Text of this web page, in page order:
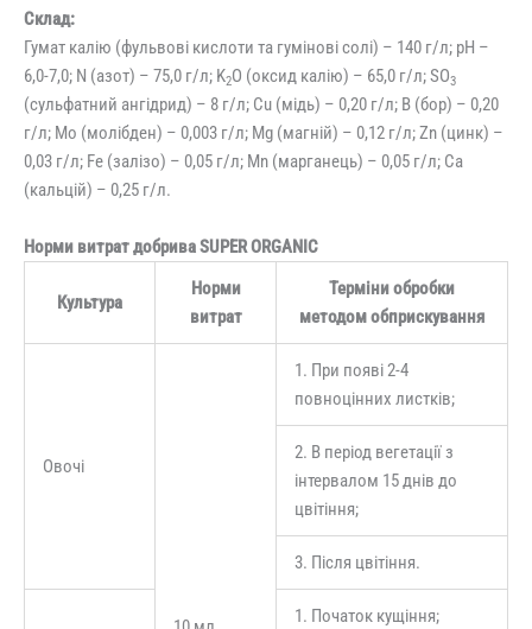
Склад:
Гумат калію (фульвові кислоти та гумінові солі) – 140 г/л; pH –
6,0-7,0; N (азот) – 75,0 г/л; K2O (оксид калію) – 65,0 г/л; SO3
(сульфатний ангідрид) – 8 г/л; Cu (мідь) – 0,20 г/л; B (бор) – 0,20
г/л; Mo (молібден) – 0,003 г/л; Mg (магній) – 0,12 г/л; Zn (цинк) –
0,03 г/л; Fe (залізо) – 0,05 г/л; Mn (марганець) – 0,05 г/л; Ca
(кальцій) – 0,25 г/л.
Норми витрат добрива SUPER ORGANIC
Культура
Норми
витрат
Терміни обробки
методом обприскування
Овочі
1. При появі 2-4
повноцінних листків;
2. В період вегетації з
інтервалом 15 днів до
цвітіння;
3. Після цвітіння.
1. Початок кущіння;